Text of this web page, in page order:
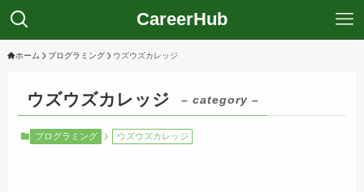
CareerHub
ホーム プログラミング ウズウズカレッジ
ウズウズカレッジ – category –
プログラミング ウズウズカレッジ